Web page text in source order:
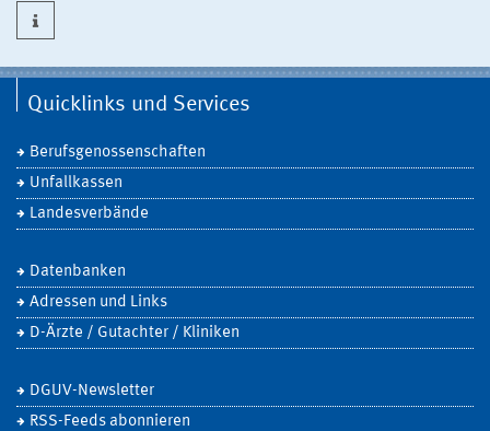
Quicklinks und Services
Berufsgenossenschaften
Unfallkassen
Landesverbände
Datenbanken
Adressen und Links
D-Ärzte / Gutachter / Kliniken
DGUV-Newsletter
RSS-Feeds abonnieren